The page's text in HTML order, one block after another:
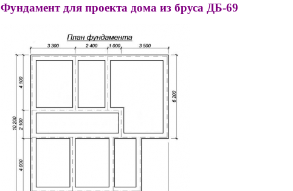
Фундамент для проекта дома из бруса ДБ-69